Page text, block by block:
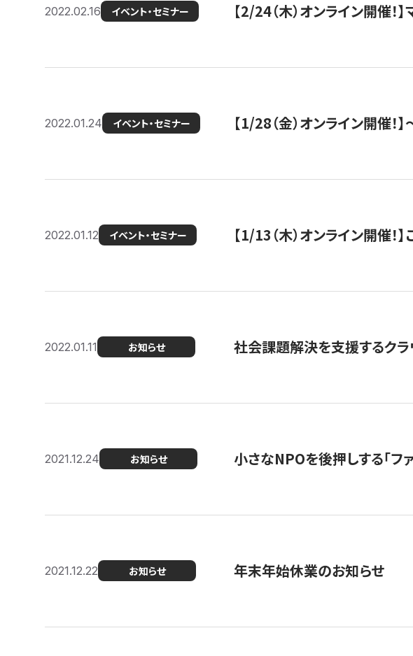
2022.02.16 イベント・セミナー 【2/24（木）オンライン開催
2022.01.24 イベント・セミナー 【1/28（金）オンライン開催！
2022.01.12 イベント・セミナー 【1/13（木）オンライン開催
2022.01.11 お知らせ 社会課題解決を支援するク
2021.12.24 お知らせ 小さなNPOを後押しする「フ
2021.12.22 お知らせ 年末年始休業のお知らせ